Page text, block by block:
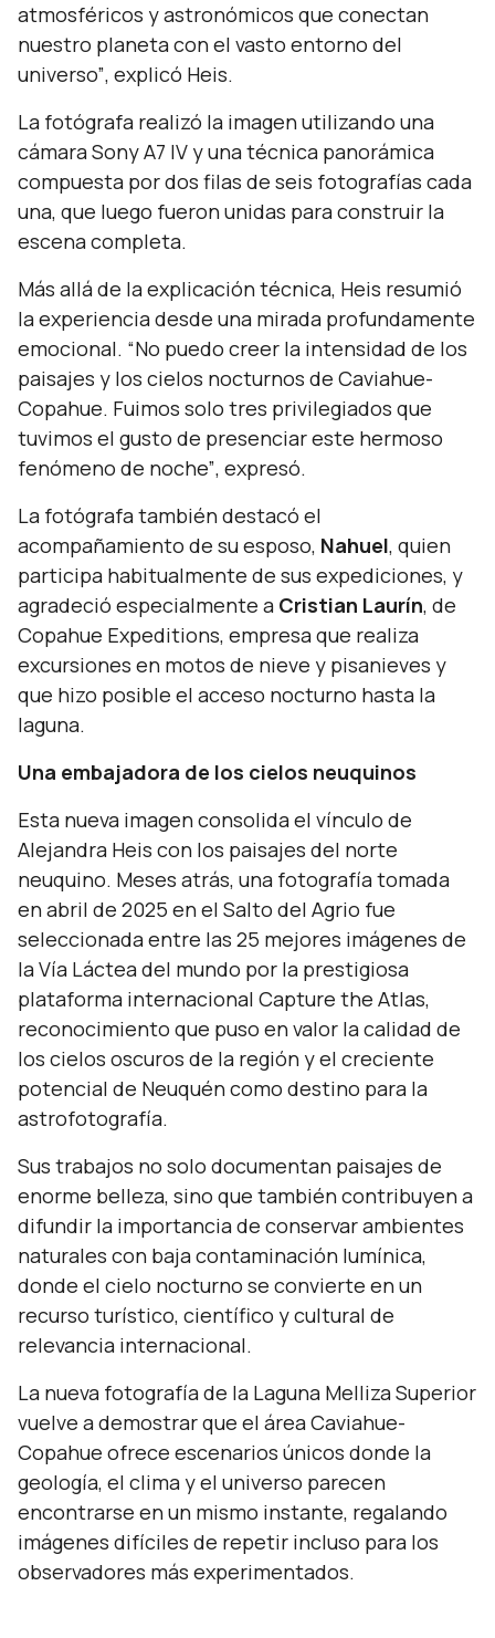
atmosféricos y astronómicos que conectan
nuestro planeta con el vasto entorno del
universo”, explicó Heis.
La fotógrafa realizó la imagen utilizando una
cámara Sony A7 IV y una técnica panorámica
compuesta por dos filas de seis fotografías cada
una, que luego fueron unidas para construir la
escena completa.
Más allá de la explicación técnica, Heis resumió
la experiencia desde una mirada profundamente
emocional. “No puedo creer la intensidad de los
paisajes y los cielos nocturnos de Caviahue-
Copahue. Fuimos solo tres privilegiados que
tuvimos el gusto de presenciar este hermoso
fenómeno de noche”, expresó.
La fotógrafa también destacó el
acompañamiento de su esposo, Nahuel, quien
participa habitualmente de sus expediciones, y
agradeció especialmente a Cristian Laurín, de
Copahue Expeditions, empresa que realiza
excursiones en motos de nieve y pisanieves y
que hizo posible el acceso nocturno hasta la
laguna.
Una embajadora de los cielos neuquinos
Esta nueva imagen consolida el vínculo de
Alejandra Heis con los paisajes del norte
neuquino. Meses atrás, una fotografía tomada
en abril de 2025 en el Salto del Agrio fue
seleccionada entre las 25 mejores imágenes de
la Vía Láctea del mundo por la prestigiosa
plataforma internacional Capture the Atlas,
reconocimiento que puso en valor la calidad de
los cielos oscuros de la región y el creciente
potencial de Neuquén como destino para la
astrofotografía.
Sus trabajos no solo documentan paisajes de
enorme belleza, sino que también contribuyen a
difundir la importancia de conservar ambientes
naturales con baja contaminación lumínica,
donde el cielo nocturno se convierte en un
recurso turístico, científico y cultural de
relevancia internacional.
La nueva fotografía de la Laguna Melliza Superior
vuelve a demostrar que el área Caviahue-
Copahue ofrece escenarios únicos donde la
geología, el clima y el universo parecen
encontrarse en un mismo instante, regalando
imágenes difíciles de repetir incluso para los
observadores más experimentados.